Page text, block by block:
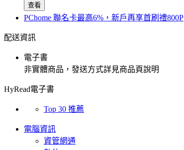
查看
PChome 聯名卡最高6%，新戶再享首刷禮800P
配送資訊
電子書
非實體商品，發送方式詳見商品頁說明
HyRead電子書
Top 30 推薦
電腦資訊
資管網通